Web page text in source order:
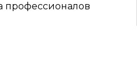
профессионалов